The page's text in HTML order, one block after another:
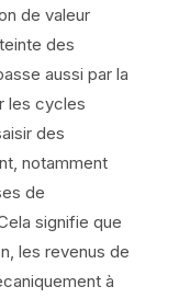
de valeur
des
aussi par la
les cycles
des
notamment
de
signifie que
les revenus de
à